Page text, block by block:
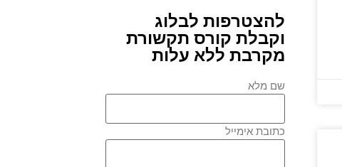
להצטרפות לבלוג
וקבלת קורס תקשורת
מקרבת ללא עלות
שם מלא
כתובת אימייל